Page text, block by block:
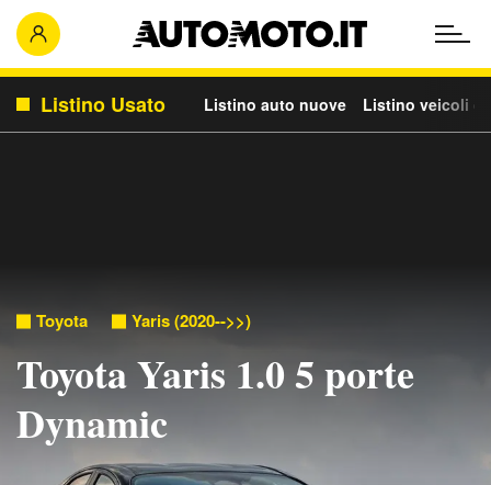
Listino Usato Listino auto nuove Listino veicoli
Toyota Yaris (2020-->>)
Toyota Yaris 1.0 5 porte
Dynamic